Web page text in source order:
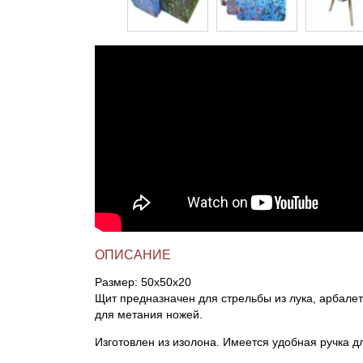
ОПИСАНИЕ
Размер: 50х50х20
Щит предназначен для стрельбы из лука,
для метания ножей.
Изготовлен из изолона. Имеется удобная ручка